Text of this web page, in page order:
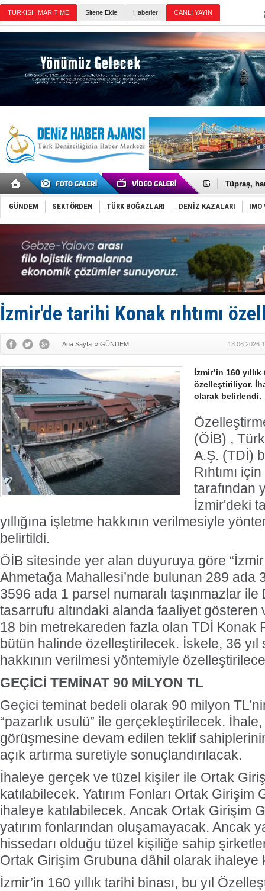
Sitene Ekle Haberler
Anadolu
Tüpraş,
İTU AUV,
LNG
PROYAD,
Türkiye-
Türk
Deniz
DÖDER,
Fairline,
Baltık
Runit
Türk
GÜNDEM SEKTÖRDEN TÜRK BOĞAZLARI DENİZ KAZALARI IMO
İzmir'de tarihi Konak rıhtımı
Ana Sayfa » GÜNDEM 13.06.2026
İzmir’in 160
özelleştiriliyor.
olarak belirlendi.
(ÖİB) ,
A.Ş. (TDİ)
Rıhtımı
tarafından
İzmir'deki
yıllığına işletme hakkının verilmesiyle
belirtildi.
ÖİB sitesinde yer alan duyuruya göre
Ahmetağa Mahallesi’nde bulunan 289 ada
3596 ada 1 parsel numaralı taşınmazlar
tasarrufu altındaki alanda faaliyet gösteren
18 bin metrekareden fazla olan TDİ Konak
bütün halinde özelleştirilecek. İskele, 36 yıl
hakkının verilmesi yöntemiyle
GEÇİCİ TEMİNAT 90 MİLYON TL
Geçici teminat bedeli olarak 90 milyon
“pazarlık usulü” ile gerçekleştirilecek. İhale,
görüşmesine devam edilen teklif sahiplerinin
açık artırma suretiyle sonuçlandırılacak.
İhaleye gerçek ve tüzel kişiler ile Ortak
katılabilecek. Yatırım Fonları Ortak
ihaleye katılabilecek. Ancak Ortak Girişim
yatırım fonlarından oluşamayacak. Ancak
hissedarı olduğu tüzel kişiliğe sahip
Ortak Girişim Grubuna dâhil olarak ihaleye
İzmir’in 160 yıllık tarihi binası, bu yıl